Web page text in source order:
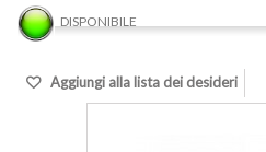
DISPONIBILE
Aggiungi alla lista dei desideri